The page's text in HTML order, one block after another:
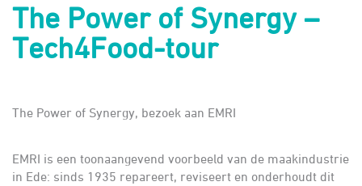
The Power of Synergy –
Tech4Food-tour
The Power of Synergy, bezoek aan EMRI
EMRI is een toonaangevend voorbeeld van de maakindustrie
in Ede: sinds 1935 repareert, reviseert en onderhoudt dit